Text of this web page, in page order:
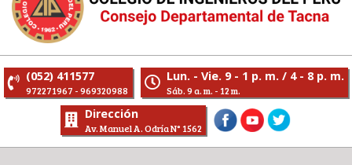
(052) 411577
972271967 - 969320988
Lun. - Vie. 9 - 1 p. m. / 4 - 8 p. m.
Sáb. 9 a. m. - 12 m.
Dirección
Av. Manuel A. Odría N° 1562